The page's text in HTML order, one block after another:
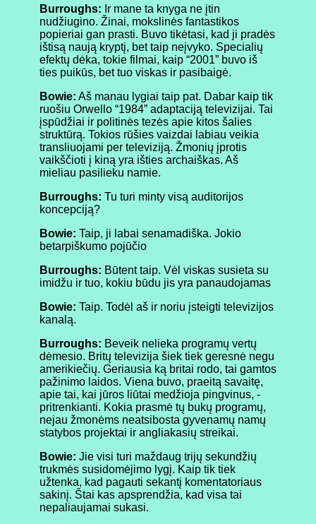
Burroughs: Ir mane ta knyga ne įtin
nudžiugino. Žinai, mokslinės fantastikos
popieriai gan prasti. Buvo tikėtasi, kad ji pradės
ištisą naują kryptį, bet taip neįvyko. Specialių
efektų dėka, tokie filmai, kaip “2001” buvo iš
ties puikūs, bet tuo viskas ir pasibaigė.
Bowie: Aš manau lygiai taip pat. Dabar kaip tik
ruošiu Orwello “1984” adaptaciją televizijai. Tai
įspūdžiai ir politinės tezės apie kitos šalies
struktūrą. Tokios rūšies vaizdai labiau veikia
transliuojami per televiziją. Žmonių įprotis
vaikščioti į kiną yra išties archaiškas. Aš
mieliau pasilieku namie.
Burroughs: Tu turi minty visą auditorijos
koncepciją?
Bowie: Taip, ji labai senamadiška. Jokio
betarpiškumo pojūčio
Burroughs: Būtent taip. Vėl viskas susieta su
imidžu ir tuo, kokiu būdu jis yra panaudojamas
Bowie: Taip. Todėl aš ir noriu įsteigti televizijos
kanalą.
Burroughs: Beveik nelieka programų vertų
dėmesio. Britų televizija šiek tiek geresnė negu
amerikiečių. Geriausia ką britai rodo, tai gamtos
pažinimo laidos. Viena buvo, praeitą savaitę,
apie tai, kai jūros liūtai medžioja pingvinus, -
pritrenkianti. Kokia prasmė tų bukų programų,
nejau žmonėms neatsibosta gyvenamų namų
statybos projektai ir angliakasių streikai.
Bowie: Jie visi turi maždaug trijų sekundžių
trukmės susidomėjimo lygį. Kaip tik tiek
užtenka, kad pagauti sekantį komentatoriaus
sakinį. Štai kas apsprendžia, kad visa tai
nepaliaujamai sukasi.